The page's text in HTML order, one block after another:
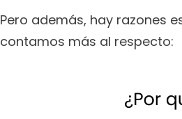
Pero además, hay razones
contamos más al respecto: